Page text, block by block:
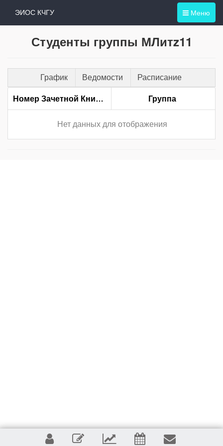
Меню
ЭИОС КЧГУ
Студенты группы МЛитz11
График Ведомости Расписание
Номер Зачетной Книжки Группа
Нет данных для отображения